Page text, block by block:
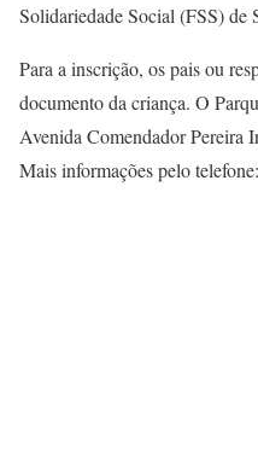
Solidariedade Social (FSS) de
Para a inscrição, os pais ou
documento da criança. O
Avenida Comendador Pereira
Mais informações pelo